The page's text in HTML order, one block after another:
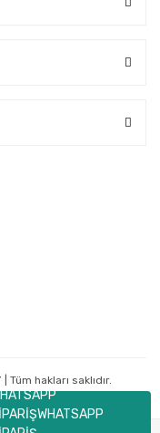
WHATSAPP
| Tüm hakları saklıdır.